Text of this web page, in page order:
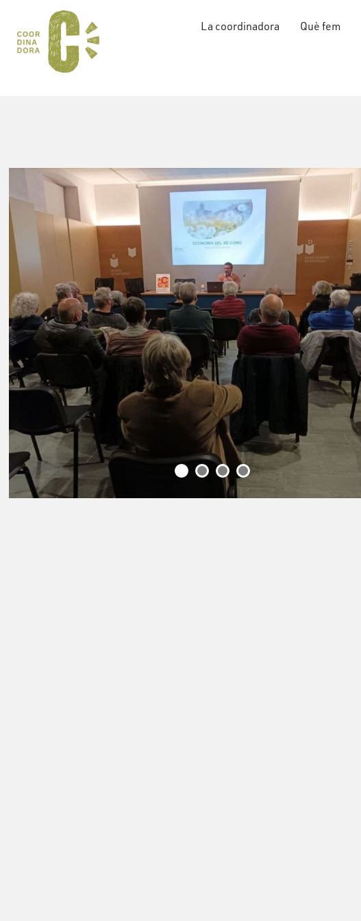
La coordinadora Què fem